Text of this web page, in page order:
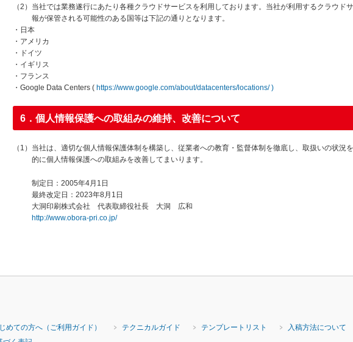
（2）当社では業務遂行にあたり各種クラウドサービスを利用しております。当社が利用するクラウド
報が保管される可能性のある国等は下記の通りとなります。
・日本
・アメリカ
・ドイツ
・イギリス
・フランス
・Google Data Centers ( https://www.google.com/about/datacenters/locations/ )
6．個人情報保護への取組みの維持、改善について
（1）当社は、適切な個人情報保護体制を構築し、従業者への教育・監督体制を徹底し、取扱いの状況
的に個人情報保護への取組みを改善してまいります。
制定日：2005年4月1日
最終改定日：2023年8月1日
大洞印刷株式会社 代表取締役社長 大洞 広和
http://www.obora-pri.co.jp/
めての方へ（ご利用ガイド） テクニカルガイド テンプレートリスト 入稿方法について